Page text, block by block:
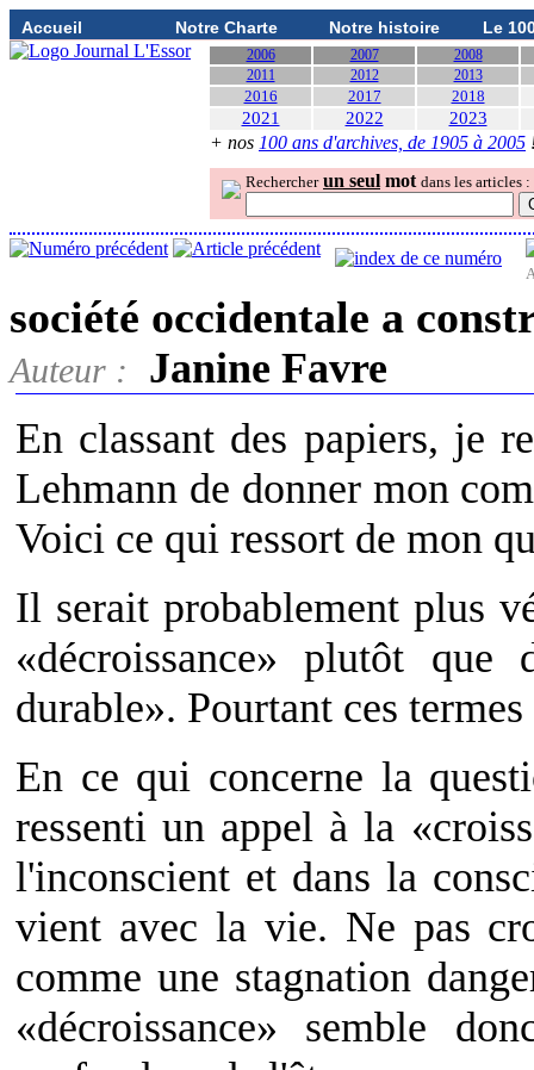
Accueil Notre Charte Notre histoire Le
2006 2007
2008
2011
2012 2013
2016 2017 2018
2021 2022 2023
+ nos 100 ans d'archives, de 1905 à 2005
Rechercher un seul mot dans les articles :
société occidentale a
Auteur :
Janine Favre
En classant des papiers, je
Lehmann de donner mon
Voici ce qui ressort de mon
Il serait probablement plus
«décroissance» plutôt que
durable». Pourtant ces
En ce qui concerne la
ressenti un appel à la
l'inconscient et dans la
vient avec la vie. Ne pas
comme une stagnation
«décroissance» semble